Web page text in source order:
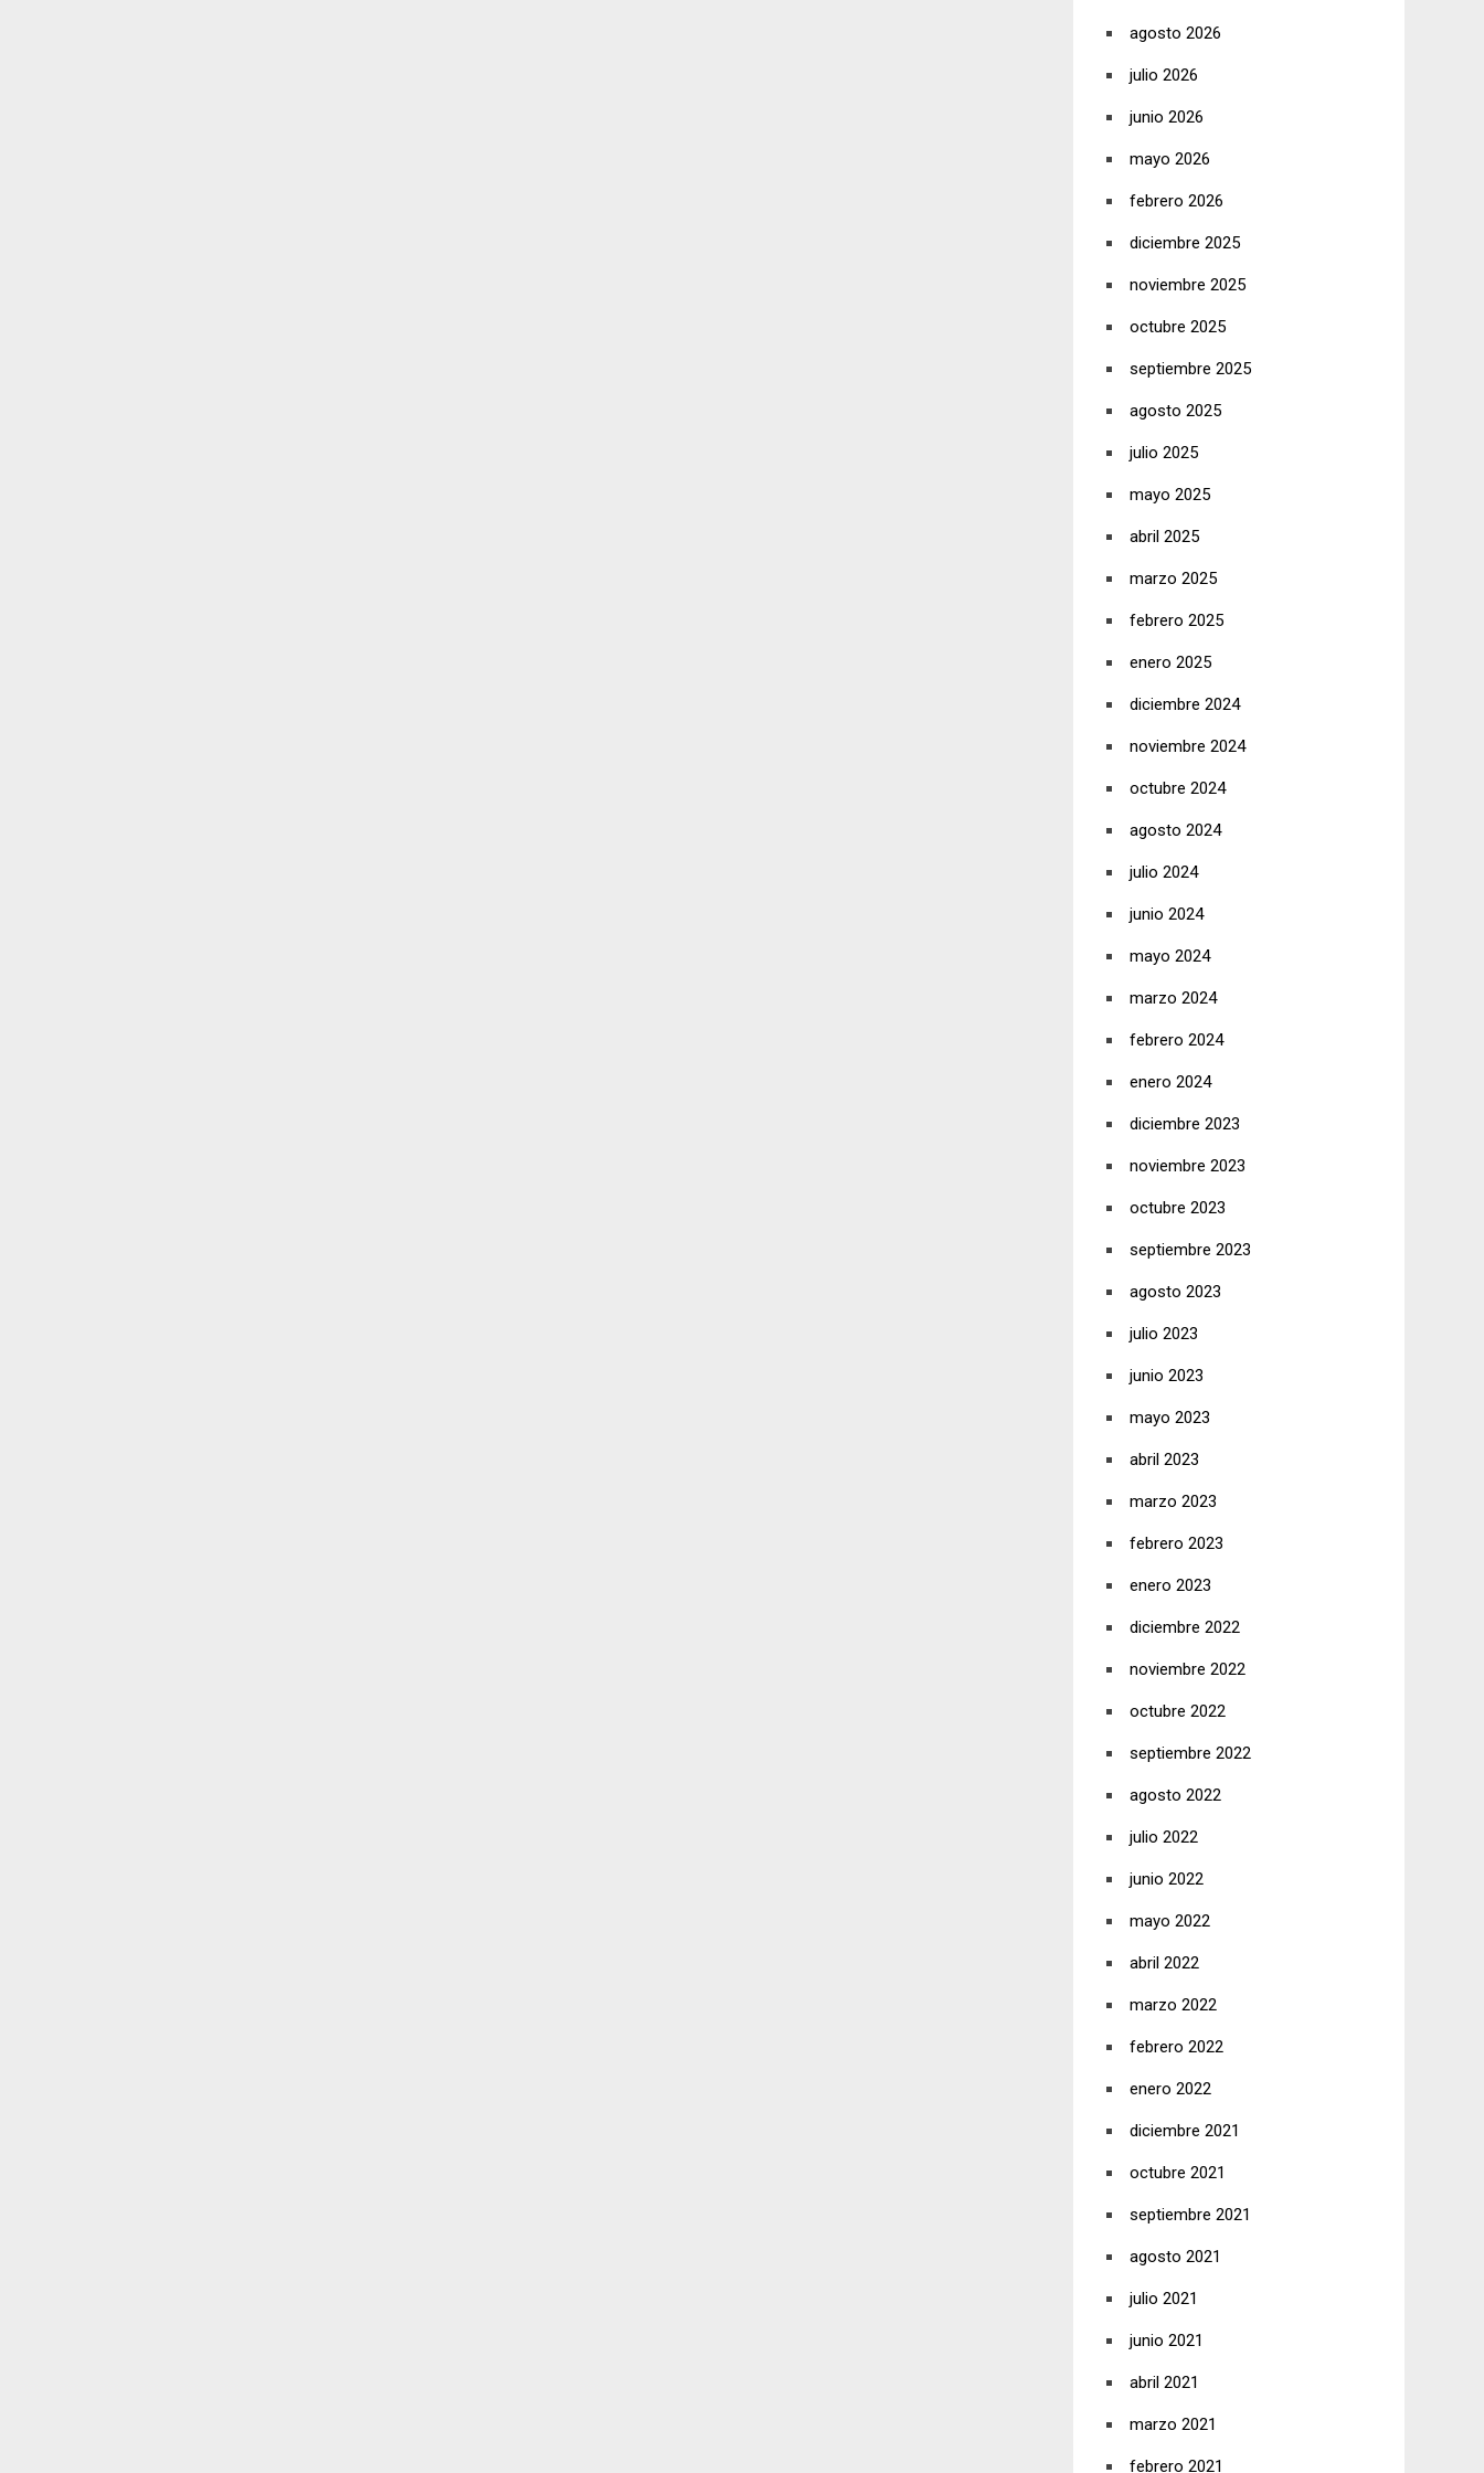
agosto 2026
julio 2026
junio 2026
mayo 2026
febrero 2026
diciembre 2025
noviembre 2025
octubre 2025
septiembre 2025
agosto 2025
julio 2025
mayo 2025
abril 2025
marzo 2025
febrero 2025
enero 2025
diciembre 2024
noviembre 2024
octubre 2024
agosto 2024
julio 2024
junio 2024
mayo 2024
marzo 2024
febrero 2024
enero 2024
diciembre 2023
noviembre 2023
octubre 2023
septiembre 2023
agosto 2023
julio 2023
junio 2023
mayo 2023
abril 2023
marzo 2023
febrero 2023
enero 2023
diciembre 2022
noviembre 2022
octubre 2022
septiembre 2022
agosto 2022
julio 2022
junio 2022
mayo 2022
abril 2022
marzo 2022
febrero 2022
enero 2022
diciembre 2021
octubre 2021
septiembre 2021
agosto 2021
julio 2021
junio 2021
abril 2021
marzo 2021
febrero 2021